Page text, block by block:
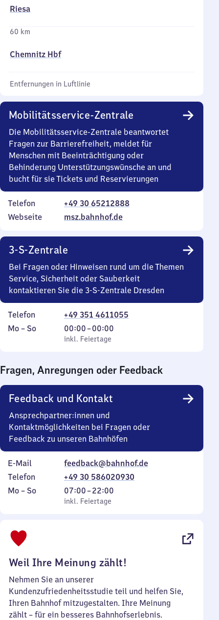
Riesa
60 km
Chemnitz Hbf
Entfernungen in Luftlinie
Mobilitätsservice-Zentrale
Die Mobilitätsservice-Zentrale beantwortet
Fragen zur Barrierefreiheit, meldet für
Menschen mit Beeinträchtigung oder
Behinderung Unterstützungswünsche an und
bucht für sie Tickets und Reservierungen
Telefon
+49 30 65212888
Webseite
msz.bahnhof.de
3-S-Zentrale
Bei Fragen oder Hinweisen rund um die Themen
Service, Sicherheit oder Sauberkeit
kontaktieren Sie die 3-S-Zentrale Dresden
Telefon
+49 351 4611055
Montag
Mo – So,
inkl. Feiertage
00:00–00:00
Von
0
0
Uhr
inkl. Feiertage
Fragen, Anregungen oder Feedback
Feedback und Kontakt
Ansprechpartner:innen und
Kontaktmöglichkeiten bei Fragen oder
Feedback zu unseren Bahnhöfen
E-Mail
feedback@bahnhof.de
Telefon
+49 30 586020930
Montag
Mo – So,
inkl. Feiertage
07:00–22:00
Von
7
inkl. Feiertage
Weil Ihre Meinung zählt!
Nehmen Sie an unserer
Kundenzufriedenheitsstudie teil und helfen Sie,
Ihren Bahnhof mitzugestalten. Ihre Meinung
zählt – für ein besseres Bahnhofserlebnis.